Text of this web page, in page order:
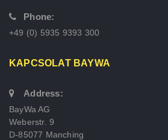
Phone:
+49 (0) 5935 9393 300
KAPCSOLAT BAYWA
Address:
BayWa AG
Weberstr. 9
D-85077 Manching